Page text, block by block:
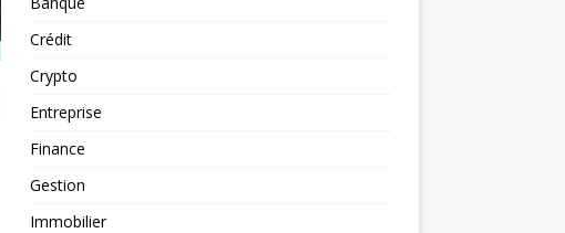
Crédit
Crypto
Entreprise
Finance
Gestion
Immobilier